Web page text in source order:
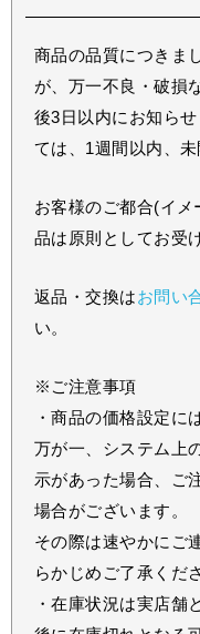
商品の品質につきま
が、万一不良・破損
後3日以内にお知ら
ては、1週間以内、
お客様のご都合(イ
品は原則としてお受
返品・交換はお問い
い。
※ご注意事項
・商品の価格設定に
万が一、システム上
示があった場合、ご
場合がございます。
その際は速やかにご
らかじめご了承くだ
・在庫状況は実店舗